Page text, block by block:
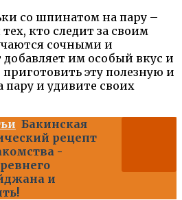
со шпинатом на пару –
кто следит за своим
сочными и
им особый вкус и
эту полезную и
и удивите своих
Бакинская
рецепт
-
и